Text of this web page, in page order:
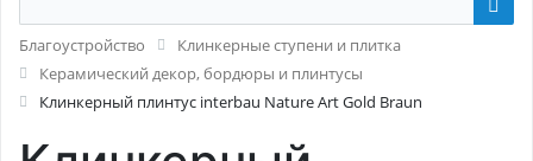
Благоустройство
Клинкерные ступени и плитка
Керамический декор, бордюры и плинтусы
Клинкерный плинтус interbau Nature Art Gold Braun